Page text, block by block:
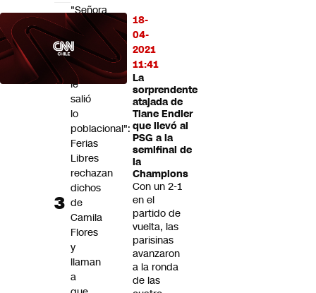
18-
04-
2021
11:41
La
sorprendente
atajada de
Tiane Endler
que llevó al
PSG a la
semifinal de
la
Champions
Con un 2-1
en el
partido de
vuelta, las
parisinas
avanzaron
a la ronda
de las
"Señora
de
feria"
y
"se
le
salió
lo
poblacional":
Ferias
Libres
rechazan
dichos
de
Camila
Flores
y
llaman
a